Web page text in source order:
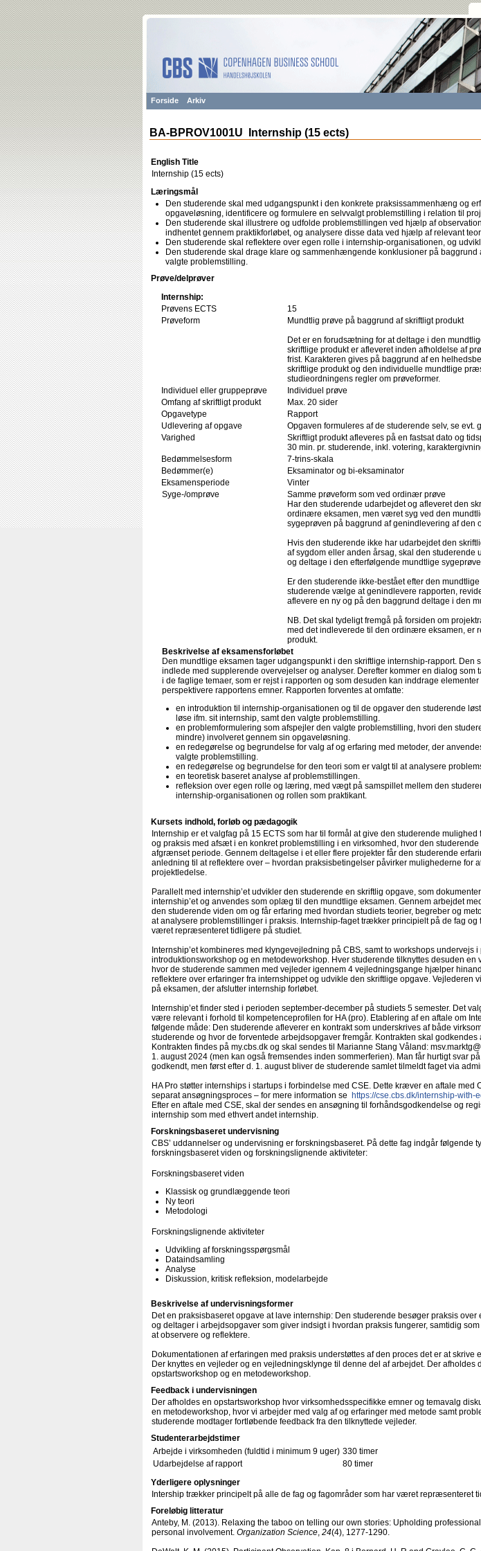
Forside Arkiv
BA-BPROV1001U Internship (15 ects)
English Title
Internship (15 ects)
Læringsmål
Den studerende skal med udgangspunkt i den konkrete praksissammenhæng og
opgaveløsning, identificere og formulere en selvvalgt problemstilling i relation til
Den studerende skal illustrere og udfolde problemstillingen ved hjælp af
indhentet gennem praktikforløbet, og analysere disse data ved hjælp af relevant
Den studerende skal reflektere over egen rolle i internship-organisationen, og
Den studerende skal drage klare og sammenhængende konklusioner på baggrund
valgte problemstilling.
Prøve/delprøver
Internship:
Prøvens ECTS
15
Prøveform
Mundtlig prøve på baggrund af skriftligt produkt
Det er en forudsætning for at deltage i den
skriftlige produkt er afleveret inden afholdelse af
frist. Karakteren gives på baggrund af en
skriftlige produkt og den individuelle mundtlige
studieordningens regler om prøveformer.
Individuel eller gruppeprøve
Individuel prøve
Omfang af skriftligt produkt
Max. 20 sider
Opgavetype
Rapport
Udlevering af opgave
Opgaven formuleres af de studerende selv, se evt.
Varighed
Skriftligt produkt afleveres på en fastsat dato og
30 min. pr. studerende, inkl. votering,
Bedømmelsesform
7-trins-skala
Bedømmer(e)
Eksaminator og bi-eksaminator
Eksamensperiode
Vinter
Syge-/omprøve
Samme prøveform som ved ordinær prøve
Har den studerende udarbejdet og afleveret den
ordinære eksamen, men været syg ved den
sygeprøven på baggrund af genindlevering af den
Hvis den studerende ikke har udarbejdet den
af sygdom eller anden årsag, skal den studerende
og deltage i den efterfølgende mundtlige
Er den studerende ikke-bestået efter den
studerende vælge at genindlevere rapporten,
aflevere en ny og på den baggrund deltage i den
NB. Det skal tydeligt fremgå på forsiden om
med det indleverede til den ordinære eksamen, er
produkt.
Beskrivelse af eksamensforløbet
Den mundtlige eksamen tager udgangspunkt i den skriftlige internship-rapport. Den
indlede med supplerende overvejelser og analyser. Derefter kommer en dialog som
i de faglige temaer, som er rejst i rapporten og som desuden kan inddrage elementer
perspektivere rapportens emner. Rapporten forventes at omfatte:
en introduktion til internship-organisationen og til de opgaver den studerende
løse ifm. sit internship, samt den valgte problemstilling.
en problemformulering som afspejler den valgte problemstilling, hvori den
mindre) involveret gennem sin opgaveløsning.
en redegørelse og begrundelse for valg af og erfaring med metoder, der
valgte problemstilling.
en redegørelse og begrundelse for den teori som er valgt til at analysere
en teoretisk baseret analyse af problemstillingen.
refleksion over egen rolle og læring, med vægt på samspillet mellem den
internship-organisationen og rollen som praktikant.
Kursets indhold, forløb og pædagogik
Internship er et valgfag på 15 ECTS som har til formål at give den studerende mulighed
og praksis med afsæt i en konkret problemstilling i en virksomhed, hvor den studerende
afgrænset periode. Gennem deltagelse i et eller flere projekter får den studerende
anledning til at reflektere over – hvordan praksisbetingelser påvirker mulighederne for
projektledelse.
Parallelt med internship’et udvikler den studerende en skriftlig opgave, som
internship’et og anvendes som oplæg til den mundtlige eksamen. Gennem arbejdet
den studerende viden om og får erfaring med hvordan studiets teorier, begreber og
at analysere problemstillinger i praksis. Internship-faget trækker principielt på de fag og
været repræsenteret tidligere på studiet.
Internship’et kombineres med klyngevejledning på CBS, samt to workshops undervejs
introduktionsworkshop og en metodeworkshop. Hver studerende tilknyttes desuden en
hvor de studerende sammen med vejleder igennem 4 vejledningsgange hjælper
reflektere over erfaringer fra internshippet og udvikle den skriftlige opgave. Vejlederen
på eksamen, der afslutter internship forløbet.
Internship’et finder sted i perioden september-december på studiets 5 semester. Det
være relevant i forhold til kompetenceprofilen for HA (pro). Etablering af en aftale om
følgende måde: Den studerende afleverer en kontrakt som underskrives af både
studerende og hvor de forventede arbejdsopgaver fremgår. Kontrakten skal godkendes
Kontrakten findes på my.cbs.dk og skal sendes til Marianne Stang Våland:
1. august 2024 (men kan også fremsendes inden sommerferien). Man får hurtigt svar
godkendt, men først efter d. 1. august bliver de studerende samlet tilmeldt faget via
HA Pro støtter internships i startups i forbindelse med CSE. Dette kræver en aftale med
separat ansøgningsproces – for mere information se
https://cse.cbs.dk/internship-with-
Efter en aftale med CSE, skal der sendes en ansøgning til forhåndsgodkendelse og
internship som med ethvert andet internship.
Forskningsbaseret undervisning
CBS’ uddannelser og undervisning er forskningsbaseret. På dette fag indgår følgende
forskningsbaseret viden og forskningslignende aktiviteter:
Forskningsbaseret viden
Klassisk og grundlæggende teori
Ny teori
Metodologi
Forskningslignende aktiviteter
Udvikling af forskningsspørgsmål
Dataindsamling
Analyse
Diskussion, kritisk refleksion, modelarbejde
Beskrivelse af undervisningsformer
Det en praksisbaseret opgave at lave internship: Den studerende besøger praksis
og deltager i arbejdsopgaver som giver indsigt i hvordan praksis fungerer, samtidig
at observere og reflektere.
Dokumentationen af erfaringen med praksis understøttes af den proces det er at skrive
Der knyttes en vejleder og en vejledningsklynge til denne del af arbejdet. Der afholdes
opstartsworkshop og en metodeworkshop.
Feedback i undervisningen
Der afholdes en opstartsworkshop hvor virksomhedsspecifikke emner og temavalg
en metodeworkshop, hvor vi arbejder med valg af og erfaringer med metode samt
studerende modtager fortløbende feedback fra den tilknyttede vejleder.
Studenterarbejdstimer
Arbejde i virksomheden (fuldtid i minimum 9 uger) 330 timer
Udarbejdelse af rapport
80 timer
Yderligere oplysninger
Intership trækker principelt på alle de fag og fagområder som har været repræsenteret
Foreløbig litteratur
Anteby, M. (2013). Relaxing the taboo on telling our own stories: Upholding
personal involvement. Organization Science, 24(4), 1277-1290.